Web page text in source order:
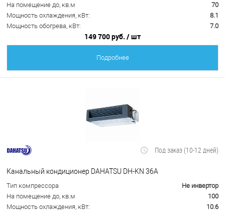
На помещение до, кв.м
70
Мощность охлаждения, кВт:
8.1
Мощность обогрева, кВт:
7.0
149 700 руб. / шт
Подробнее
Под заказ (10-12 дней)
Канальный кондиционер DAHATSU DH-KN 36A
Тип компрессора
Не инвертор
На помещение до, кв.м
100
Мощность охлаждения, кВт:
10.6